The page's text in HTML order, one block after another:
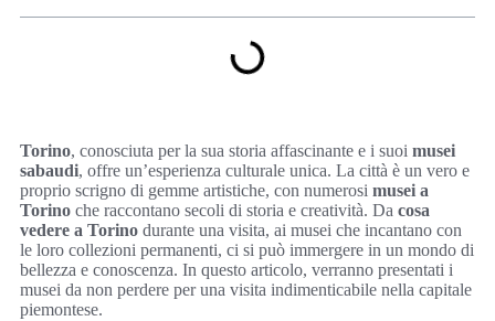
Torino, conosciuta per la sua storia affascinante e i suoi musei
sabaudi, offre un’esperienza culturale unica. La città è un vero e
proprio scrigno di gemme artistiche, con numerosi musei a
Torino che raccontano secoli di storia e creatività. Da cosa
vedere a Torino durante una visita, ai musei che incantano con
le loro collezioni permanenti, ci si può immergere in un mondo di
bellezza e conoscenza. In questo articolo, verranno presentati i
musei da non perdere per una visita indimenticabile nella capitale
piemontese.